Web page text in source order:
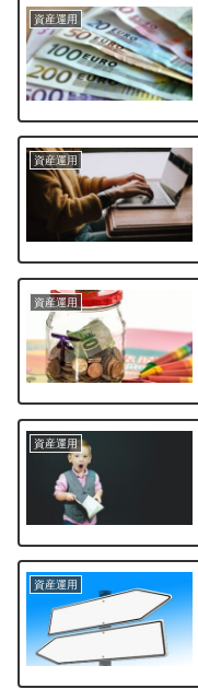
資産運用
資産運用
資産運用
資産運用
資産運用